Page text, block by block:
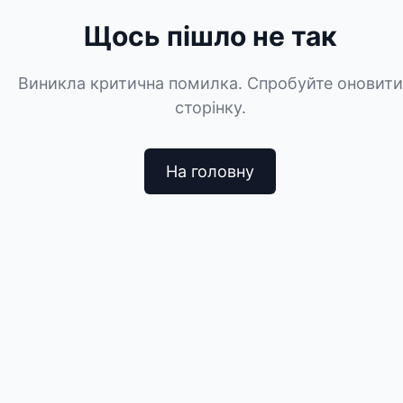
Щось пішло не так
Виникла критична помилка. Спробуйте оновити
сторінку.
На головну